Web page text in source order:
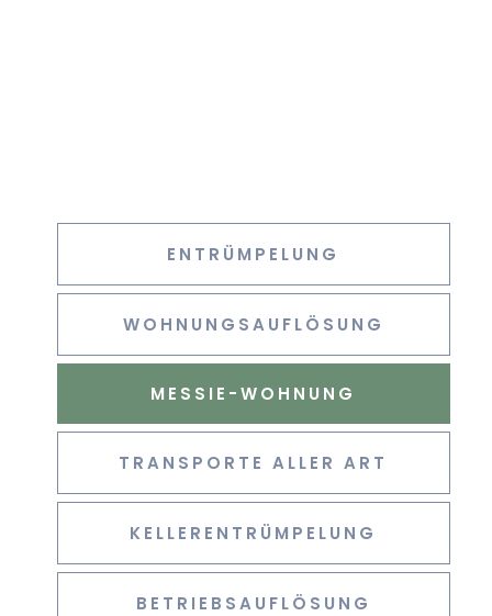
ENTRÜMPELUNG
WOHNUNGSAUFLÖSUNG
MESSIE-WOHNUNG
TRANSPORTE ALLER ART
KELLERENTRÜMPELUNG
BETRIEBSAUFLÖSUNG